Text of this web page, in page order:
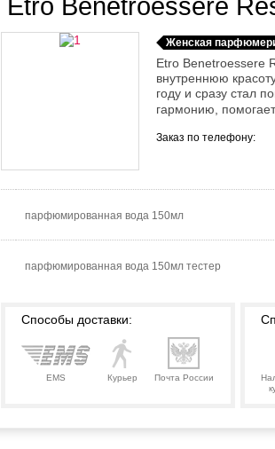
Etro Benetroessere
Женская
Etro Benetroessere
внутреннюю
году и сразу стал
гармонию,
Заказ по телефону:
парфюмированная вода 150мл
парфюмированная вода 150мл тестер
Способы доставки:
EMS Курьер Почта России